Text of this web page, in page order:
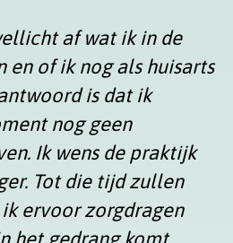
af wat ik in de
en of ik nog als huisarts
is dat ik
nog geen
Ik wens de praktijk
Tot die tijd zullen
ervoor zorgdragen